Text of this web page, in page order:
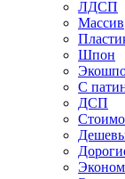
ЛДСП
Массив
Шпон
С
ДСП